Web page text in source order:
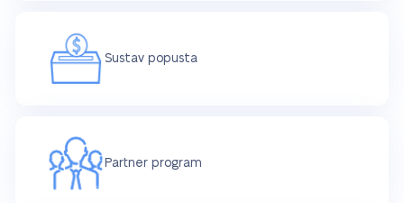
Sustav popusta
Partner program